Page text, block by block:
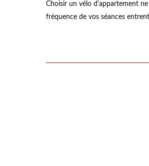
Choisir un vélo d'appartement
fréquence de vos séances